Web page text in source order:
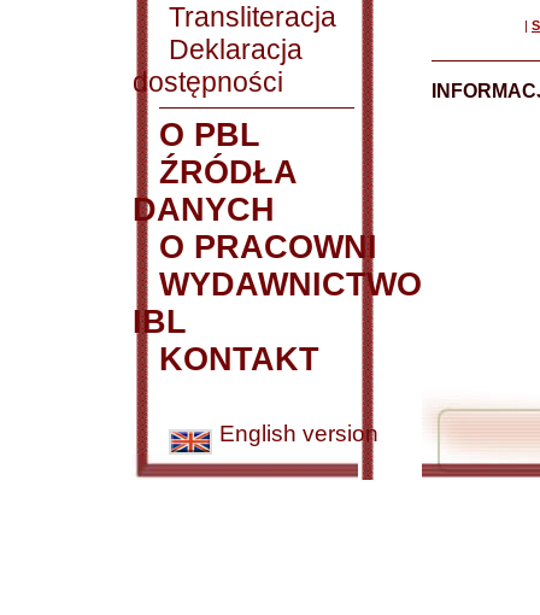
Transliteracja
Deklaracja
dostępności
O PBL
ŹRÓDŁA
DANYCH
O PRACOWNI
WYDAWNICTWO
IBL
KONTAKT
English version
|